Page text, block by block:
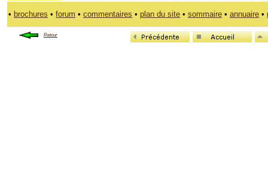
• brochures • forum • commentaires • plan du site • sommaire • annuaire •
Retour